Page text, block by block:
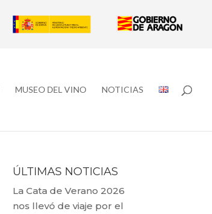
MUSEO DEL VINO NOTICIAS
ÚLTIMAS NOTICIAS
La Cata de Verano 2026
nos llevó de viaje por el